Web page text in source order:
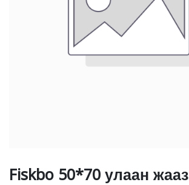
Fiskbo 50*70 улаан жааз